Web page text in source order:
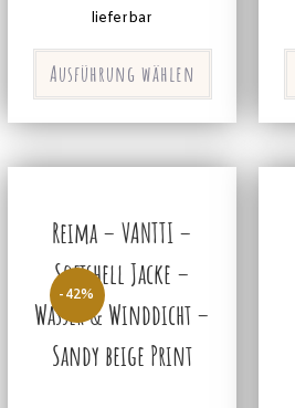
lieferbar
Ausführung wählen
-42%
Reima – VANTTI –
Softshell Jacke –
Wasser & Winddicht –
Sandy beige Print